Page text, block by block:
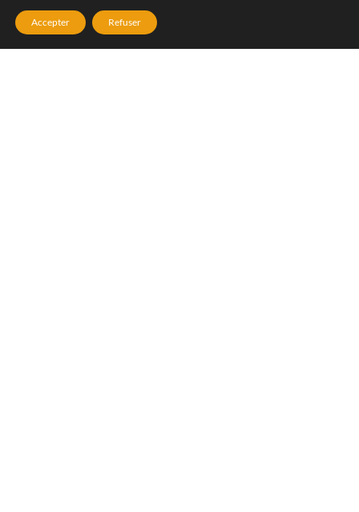
Accepter Refuser